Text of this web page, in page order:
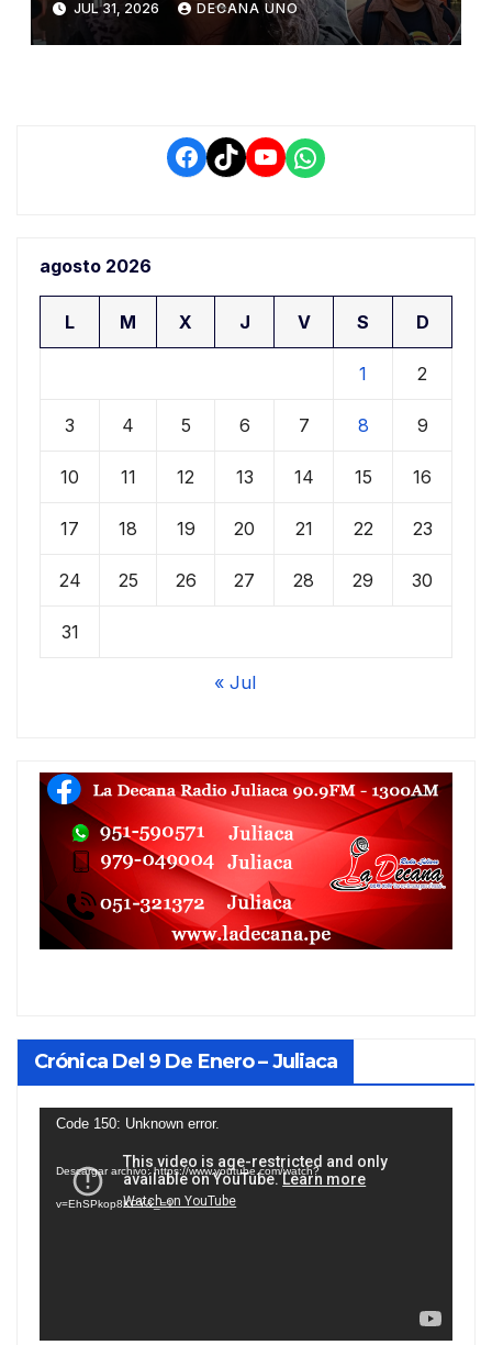
obra de pavimentación en la
rinconada Salcedo
JUL 31, 2026 DECANA UNO
Facebook
TikTokYouTube
WhatsApp
agosto 2026
L M X J V S D
1 2
3 4 5 6 7 8 9
10 11 12 13 14 15 16
17 18 19 20 21 22 23
24 25 26 27 28 29 30
31
« Jul
Crónica Del 9 De Enero – Juliaca
Reproductor
vídeo
Code 150: Unknown error.
Descargar archivo: https://www.youtube.com/watch?
v=EhSPkop8KPY&_=1